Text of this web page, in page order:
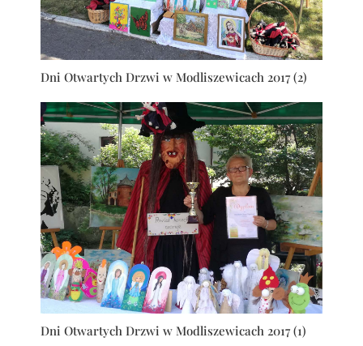
Dni Otwartych Drzwi w Modliszewicach 2017 (2)
Dni Otwartych Drzwi w Modliszewicach 2017 (1)